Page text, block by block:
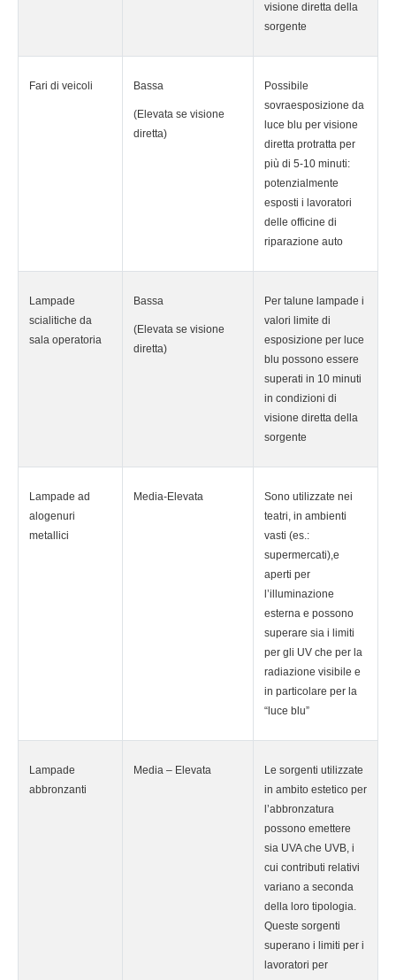
visione diretta della
sorgente
Fari di veicoli Bassa
(Elevata se visione
diretta)
Possibile
sovraesposizione da
luce blu per visione
diretta protratta per
più di 5-10 minuti:
potenzialmente
esposti i lavoratori
delle officine di
riparazione auto
Lampade
scialitiche da
sala operatoria
Bassa
(Elevata se visione
diretta)
Per talune lampade i
valori limite di
esposizione per luce
blu possono essere
superati in 10 minuti
in condizioni di
visione diretta della
sorgente
Lampade ad
alogenuri
metallici
Media-Elevata
Sono utilizzate nei
teatri, in ambienti
vasti (es.:
supermercati),e
aperti per
l’illuminazione
esterna e possono
superare sia i limiti
per gli UV che per la
radiazione visibile e
in particolare per la
“luce blu”
Lampade
abbronzanti
Media – Elevata
Le sorgenti utilizzate
in ambito estetico per
l’abbronzatura
possono emettere
sia UVA che UVB, i
cui contributi relativi
variano a seconda
della loro tipologia.
Queste sorgenti
superano i limiti per i
lavoratori per